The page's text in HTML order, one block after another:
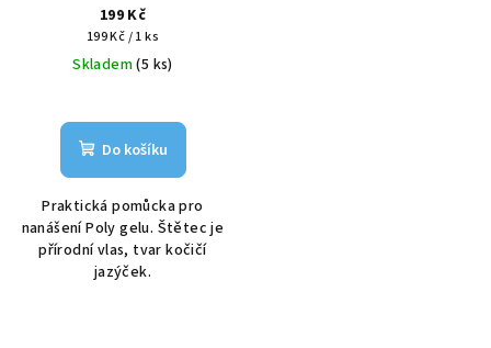
199 Kč
Měrná
cena:
199 Kč / 1 ks
Skladem(5 ks)
Do košíku
Praktická pomůcka pro
nanášení Poly gelu. Štětec je
přírodní vlas, tvar kočičí
jazýček.